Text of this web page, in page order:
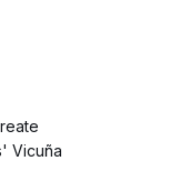
Vicuña